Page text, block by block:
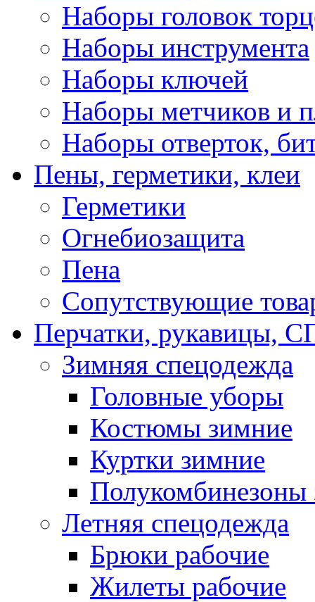
Наборы головок
Наборы инструмента
Наборы ключей
Наборы метчиков и
Наборы отверток,
Пены, герметики, клеи
Герметики
Огнебиозащита
Пена
Сопутствующие
Перчатки,
Зимняя спецодежда
Головные уборы
Костюмы зимние
Куртки зимние
Полукомбинезоны
Летняя спецодежда
Брюки рабочие
Жилеты рабочие